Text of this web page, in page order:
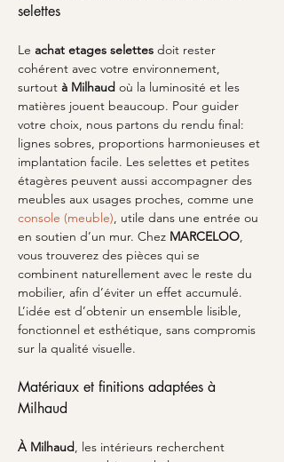
selettes
Le achat etages selettes doit rester
cohérent avec votre environnement,
surtout à Milhaud où la luminosité et les
matières jouent beaucoup. Pour guider
votre choix, nous partons du rendu final:
lignes sobres, proportions harmonieuses et
implantation facile. Les selettes et petites
étagères peuvent aussi accompagner des
meubles aux usages proches, comme une
console (meuble), utile dans une entrée ou
en soutien d’un mur. Chez MARCELOO,
vous trouverez des pièces qui se
combinent naturellement avec le reste du
mobilier, afin d’éviter un effet accumulé.
L’idée est d’obtenir un ensemble lisible,
fonctionnel et esthétique, sans compromis
sur la qualité visuelle.
Matériaux et finitions adaptées à
Milhaud
À Milhaud, les intérieurs recherchent